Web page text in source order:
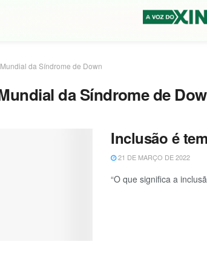
da Síndrome de Down
da Síndrome de
Inclusão é
21 DE MARÇO DE 2022
“O que significa a